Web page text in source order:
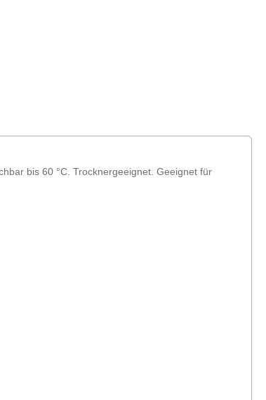
bis 60 °C. Trocknergeeignet. Geeignet für